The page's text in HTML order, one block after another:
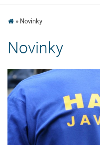
Novinky
Novinky